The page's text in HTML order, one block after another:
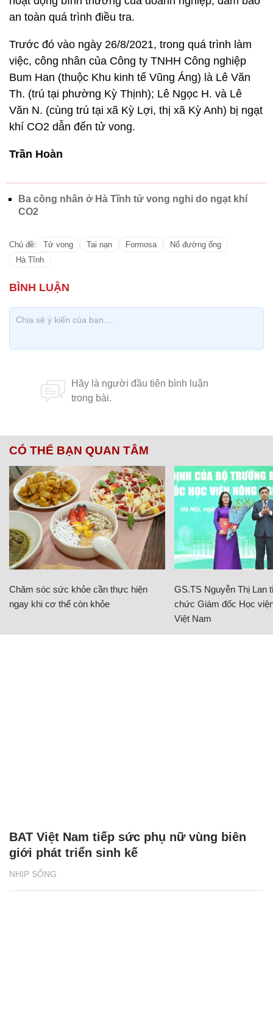
an toàn quá trình điều tra.
Trước đó vào ngày 26/8/2021, trong quá trình làm
việc, công nhân của Công ty TNHH Công nghiệp
Bum Han (thuộc Khu kinh tế Vũng Áng) là Lê Văn
Th. (trú tại phường Kỳ Thịnh); Lê Ngọc H. và Lê
Văn N. (cùng trú tại xã Kỳ Lợi, thị xã Kỳ Anh) bị ngạt
khí CO2 dẫn đến tử vong.
Trần Hoàn
Ba công nhân ở Hà Tĩnh tử vong nghi do ngạt khí
CO2
Chủ đề: Tử vong Tai nạn Formosa
Nổ đường ống
Hà Tĩnh
CÓ THỂ BẠN QUAN TÂM
Chăm sóc sức khỏe cần thực hiện
ngay khi cơ thể còn khỏe
GS.TS Nguyễn Thị Lan
chức Giám đốc Học
Việt Nam
NHỊP SỐNG
BAT Việt Nam tiếp sức phụ nữ vùng biên
giới phát triển sinh kế